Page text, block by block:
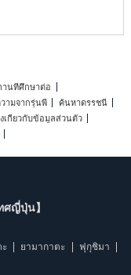
านที่ศึกษาต่อ
ามจากรุ่นพี่
ค้นหาดรรชนี
เกี่ยวกับข้อมูลส่วนตัว
ศญี่ปุ่น】
ยามากาตะ ฟุกุชิมา